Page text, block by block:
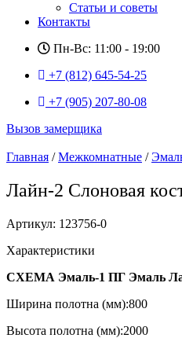
Статьи и советы
Контакты
Пн-Вс: 11:00 - 19:00
+7 (812) 645-54-25
+7 (905) 207-80-08
Вызов замерщика
Главная /Межкомнатные /
Лайн-2 Слоновая
Артикул: 123756-0
Характеристики
СХЕМА Эмаль-1 ПГ Эмаль
Ширина полотна (мм):800
Высота полотна (мм):2000